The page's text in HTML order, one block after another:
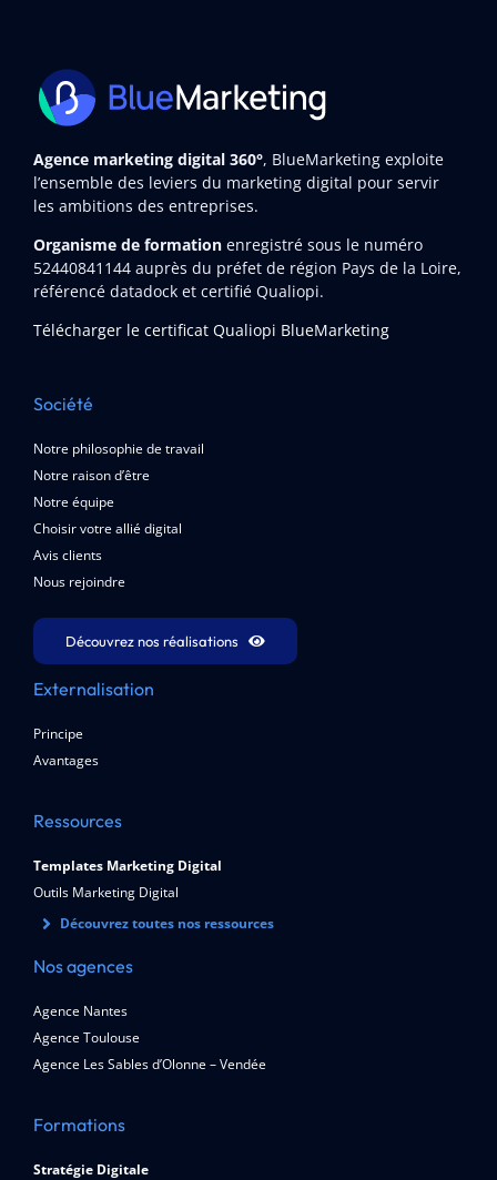
Agence marketing digital 360°, BlueMarketing exploite
l’ensemble des leviers du marketing digital pour servir
les ambitions des entreprises.
Organisme de formation enregistré sous le numéro
52440841144auprès du préfet de région Pays de la Loire,
référencé datadock et certifié Qualiopi.
Télécharger le certificat Qualiopi BlueMarketing
Société
Notre philosophie de travail
Notre raison d’être
Notre équipe
Choisir votre allié digital
Avis clients
Nous rejoindre
Découvrez nos réalisations
Externalisation
Principe
Avantages
Ressources
Templates Marketing Digital
Outils Marketing Digital
Découvrez toutes nos ressources
Nos agences
Agence Nantes
Agence Toulouse
Agence Les Sables d’Olonne – Vendée
Formations
Stratégie Digitale